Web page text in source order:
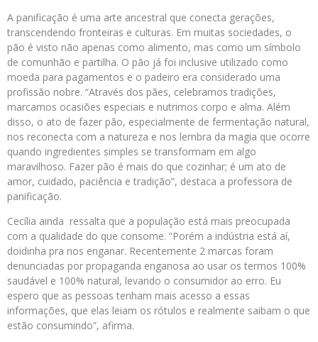
A panificação é uma arte ancestral que conecta gerações,
transcendendo fronteiras e culturas. Em muitas sociedades, o
pão é visto não apenas como alimento, mas como um símbolo
de comunhão e partilha. O pão já foi inclusive utilizado como
moeda para pagamentos e o padeiro era considerado uma
profissão nobre. “Através dos pães, celebramos tradições,
marcamos ocasiões especiais e nutrimos corpo e alma. Além
disso, o ato de fazer pão, especialmente de fermentação natural,
nos reconecta com a natureza e nos lembra da magia que ocorre
quando ingredientes simples se transformam em algo
maravilhoso. Fazer pão é mais do que cozinhar; é um ato de
amor, cuidado, paciência e tradição”, destaca a professora de
panificação.
Cecília ainda ressalta que a população está mais preocupada
com a qualidade do que consome. “Porém a indústria está aí,
doidinha pra nos enganar. Recentemente 2 marcas foram
denunciadas por propaganda enganosa ao usar os termos 100%
saudável e 100% natural, levando o consumidor ao erro. Eu
espero que as pessoas tenham mais acesso a essas
informações, que elas leiam os rótulos e realmente saibam o que
estão consumindo”, afirma.